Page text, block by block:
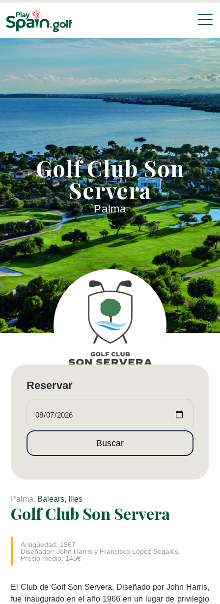
Golf Club Son
Servera
Palma
Palma. Balears, Illes
Golf Club Son Servera
Antigüedad: 1967
Diseñador: John Harris y Francisco López Segalés
Precio medio: 145€
El Club de Golf Son Servera, Diseñado por John Harris,
fue inaugurado en el año 1966 en un lugar de privilegio
Reservar
Buscar